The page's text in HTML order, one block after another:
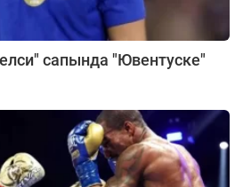
сапында "Ювентуске"